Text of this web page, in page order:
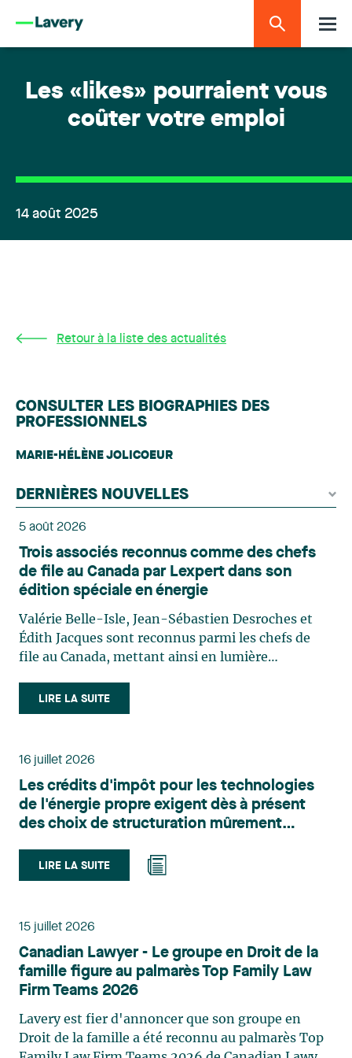
Les «likes» pourraient vous
coûter votre emploi
14 août 2025
Retour à la liste des actualités
CONSULTER LES BIOGRAPHIES DES
PROFESSIONNELS
MARIE-HÉLÈNE JOLICOEUR
DERNIÈRES NOUVELLES
5 août 2026
Trois associés reconnus comme des chefs
de file au Canada par Lexpert dans son
édition spéciale en énergie
Valérie Belle-Isle, Jean-Sébastien Desroches et
Édith Jacques sont reconnus parmi les chefs de
file au Canada, mettant ainsi en lumière
le domaine du droit des technologies. Valérie
Belle-Isle est associée au sein du groupe de droit
principalement sur le droit de l’environnement,
du territoire. Elle conseille et représente une
clientèle publique et privée dans le cadre d’enjeux
touchant notamment les obligations
et de permis, l’application et la contestation de
règlements d’urbanisme, ainsi que les dossiers
municipalités dans la validation juridique de leurs
Reconnue pour son approche à la fois stratégique
et pratique, elle intervient aussi en matière de
taxation municipale et d’évaluation foncière, en
plus de contribuer régulièrement à des
publications et à des activités de formation. Jean-
Sébastien Desroches œuvre en droit des affaires,
LIRE LA SUITE
16 juillet 2026
Les crédits d'impôt pour les technologies
de l'énergie propre exigent dès à présent
des choix de structuration mûrement
LIRE LA SUITE
15 juillet 2026
Canadian Lawyer - Le groupe en Droit de la
famille figure au palmarès Top Family Law
Firm Teams 2026
Lavery est fier d'annoncer que son groupe en
Droit de la famille a été reconnu au palmarès Top